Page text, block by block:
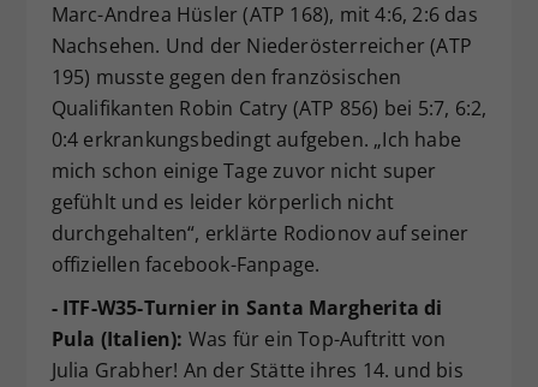
Marc-Andrea Hüsler (ATP 168), mit 4:6, 2:6 das
Nachsehen. Und der Niederösterreicher (ATP
195) musste gegen den französischen
Qualifikanten Robin Catry (ATP 856) bei 5:7, 6:2,
0:4 erkrankungsbedingt aufgeben. „Ich habe
mich schon einige Tage zuvor nicht super
gefühlt und es leider körperlich nicht
durchgehalten“, erklärte Rodionov auf seiner
offiziellen facebook-Fanpage.
- ITF-W35-Turnier in Santa Margherita di
Pula (Italien): Was für ein Top-Auftritt von
Julia Grabher! An der Stätte ihres 14. und bis